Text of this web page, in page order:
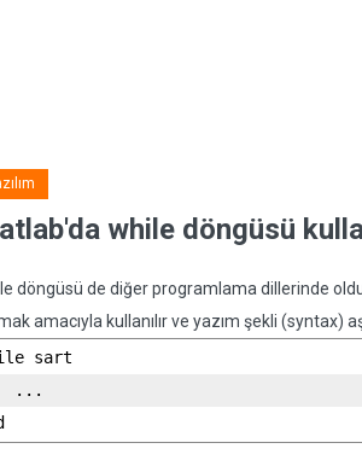
while döngüsü
döngüsü de diğer programlama dillerinde
amacıyla kullanılır ve yazım şekli (syntax)
sart
...